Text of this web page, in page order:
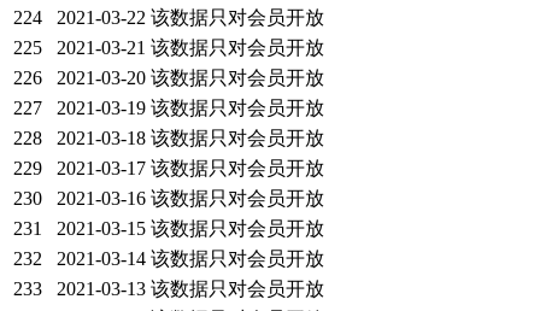
224
2021-03-22 该数据只对会员开放
225
2021-03-21 该数据只对会员开放
226
2021-03-20 该数据只对会员开放
227
2021-03-19 该数据只对会员开放
228
2021-03-18 该数据只对会员开放
229
2021-03-17 该数据只对会员开放
230
2021-03-16 该数据只对会员开放
231
2021-03-15 该数据只对会员开放
232
2021-03-14 该数据只对会员开放
233
2021-03-13 该数据只对会员开放